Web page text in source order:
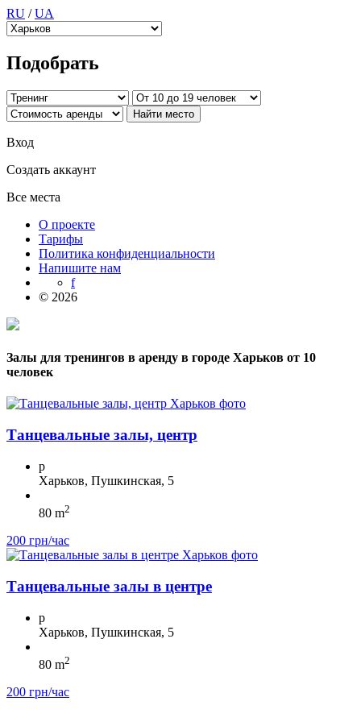
RU /UA
Подобрать
Вход
Создать аккаунт
Все места
О проекте
Тарифы
Политика конфиденциальности
Напишите нам
f
© 2026
Залы для тренингов в аренду в городе Харьков от 10
человек
Танцевальные залы, центр
p
Харьков, Пушкинская, 5
80 m2
200 грн/час
Танцевальные залы в центре
p
Харьков, Пушкинская, 5
80 m2
200 грн/час